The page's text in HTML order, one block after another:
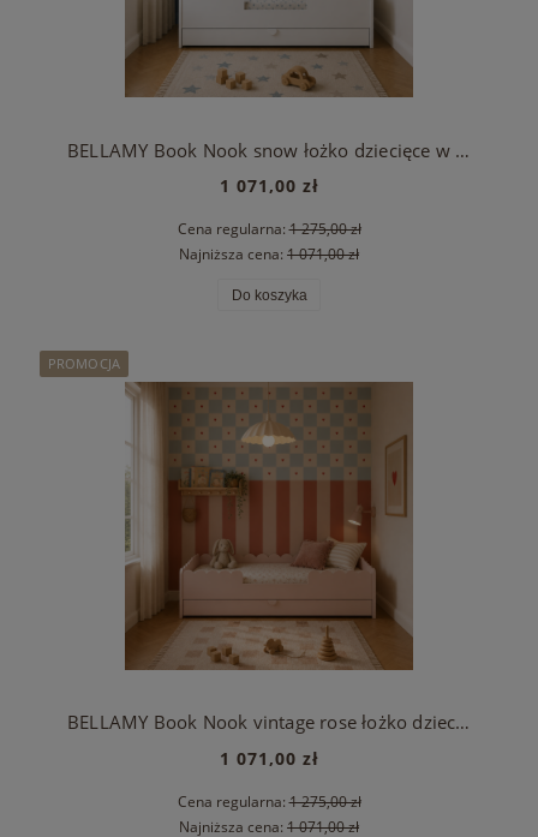
BELLAMY Book Nook snow łożko dziecięce w stylu Monetssori 80x160 z szufladą
1 071,00 zł
Cena regularna:1 275,00 zł
Najniższa cena: 1 071,00 zł
Do koszyka
BELLAMY Book Nook vintage rose łożko dziecięce w stylu Monetssori 80x160 z szufladą
1 071,00 zł
Cena regularna:1 275,00 zł
Najniższa cena: 1 071,00 zł
PROMOCJA